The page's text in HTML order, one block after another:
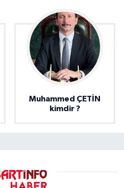
Muhammed ÇETİN
kimdir ?